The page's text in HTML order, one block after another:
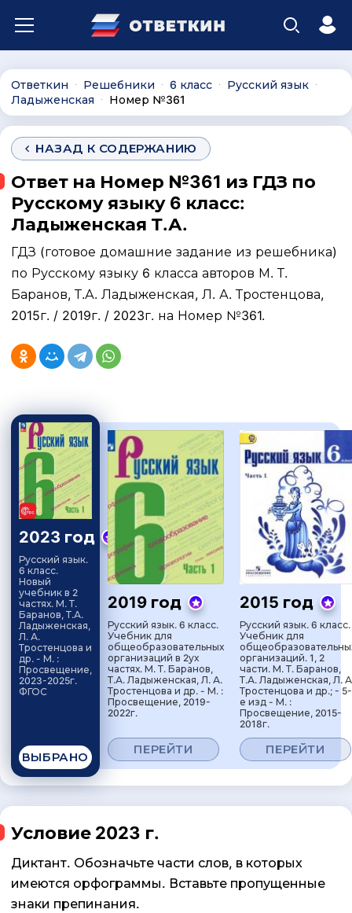
Ответкин ∙ Решебники ∙ 6 класс ∙ Русский язык ∙
Ладыженская ∙ Номер №361
НАЗАД К СОДЕРЖАНИЮ
Ответ на Номер №361 из ГДЗ по
Русскому языку 6 класс:
Ладыженская Т.А.
ГДЗ (готовое домашние задание из решебника)
по Русскому языку 6 класса авторов М. Т.
Баранов, Т.А. Ладыженская, Л. А. Тростенцова,
2015г. / 2019г. / 2023г. на Номер №361.
2023 год
Русский язык.
6 класс.
Новый
учебник в 2
частях. М. Т.
Баранов, Т.А.
Ладыженская,
Л. А.
Тростенцова и
др. - М. :
Просвещение,
2023-2025г.
ФГОС
ВЫБРАНО
2019 год
Русский язык. 6 класс.
Учебник для
общеобразовательных
организаций в 2ух
частях. М. Т. Баранов,
Т.А. Ладыженская, Л. А.
Тростенцова и др. - М. :
Просвещение, 2019-
2022г.
ПЕРЕЙТИ
2015 год
Русский язык. 6 класс.
Учебник для
организаций. 1, 2
части. М. Т. Баранов,
Т.А. Ладыженская, Л.
Тростенцова и др.; - 5-
е изд - М. :
Просвещение, 2015-
2018г.
ПЕРЕЙТИ
Условие 2023 г.
Диктант. Обозначьте части слов, в которых
имеются орфограммы. Вставьте пропущенные
знаки препинания.